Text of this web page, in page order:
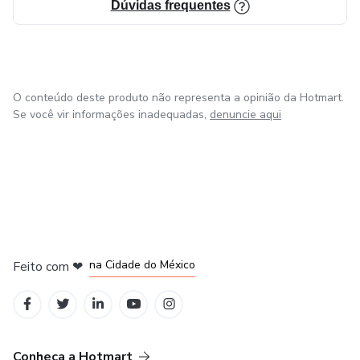
todo o conhecimento e experiência.
Dúvidas frequentes
O conteúdo deste produto não representa a opinião da Hotmart.
Se você vir informações inadequadas, denuncie aqui
Feito com ❤ na Cidade do México